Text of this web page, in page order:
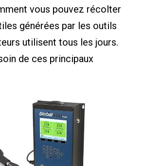
vous pouvez récolter
générées par les outils
utilisent tous les jours.
de ces principaux